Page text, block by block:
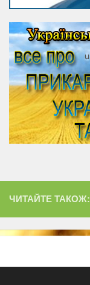
ЧИТАЙТЕ ТАКОЖ: